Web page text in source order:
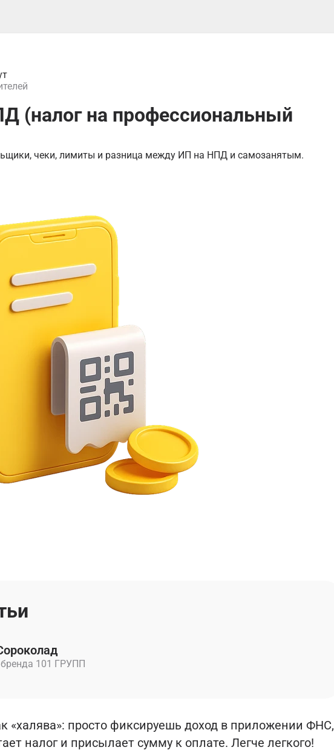
(налог на профессиональный
чеки, лимиты и разница между ИП на НПД и самозанятым.
101 ГРУПП
«халява»: просто фиксируешь доход в приложении ФНС,
налог и присылает сумму к оплате. Легче легкого!